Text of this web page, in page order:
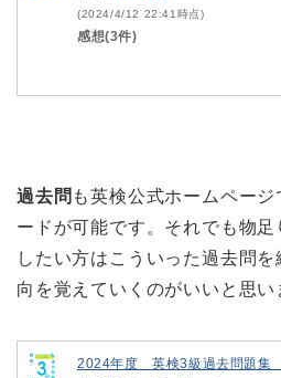
(2024/4/12 22:41時点)
感想(3件)
過去問 も英検公式ホームペー
ードが可能です。それでも物
したい方はこういった過去問
向を覚えていくのがいいと思い
2024年度 英検3級過去問題集